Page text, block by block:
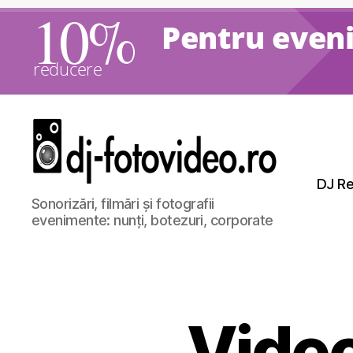
Pentru
reducere
10%
DJ
Nunti,
Foto
Sonorizări, filmări și fotografii
evenimente: nunți, botezuri, corporate
DJ